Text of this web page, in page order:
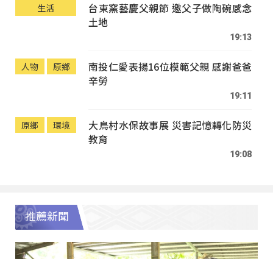
生活
台東窯藝慶父親節 邀父子做陶碗感念
土地
19:13
人物 原鄉
南投仁愛表揚16位模範父親 感謝爸爸
辛勞
19:11
原鄉 環境
大鳥村水保故事展 災害記憶轉化防災
教育
19:08
推薦新聞